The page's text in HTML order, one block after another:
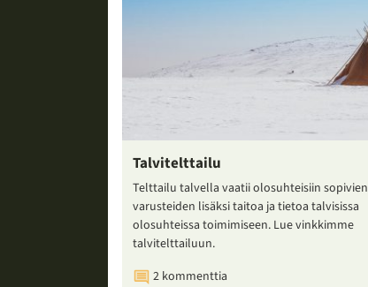
Talvitelttailu
Telttailu talvella vaatii olosuhteisiin sopivien
varusteiden lisäksi taitoa ja tietoa talvisissa
olosuhteissa toimimiseen. Lue vinkkimme
talvitelttailuun.
2 kommenttia